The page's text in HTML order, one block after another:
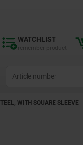
WATCHLIST
WITH SQUARE SLEEVE